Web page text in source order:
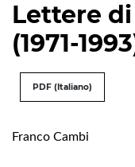
Lettere
(1971-
PDF (Italiano)
Franco Cambi